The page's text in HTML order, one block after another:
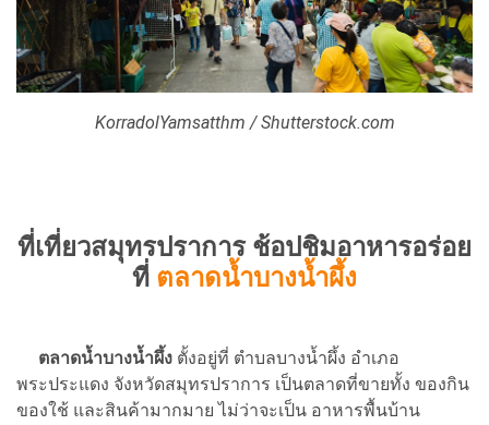
KorradolYamsatthm / Shutterstock.com
ที่เที่ยวสมุทรปราการ ช้อปชิมอาหารอร่อย
ที่ ตลาดน้ำบางน้ำผึ้ง
ตลาดน้ำบางน้ำผึ้ง ตั้งอยู่ที่ ตำบลบางน้ำผึ้ง อำเภอ
พระประแดง จังหวัดสมุทรปราการ เป็นตลาดที่ขายทั้ง ของกิน
ของใช้ และสินค้ามากมาย ไม่ว่าจะเป็น อาหารพื้นบ้าน